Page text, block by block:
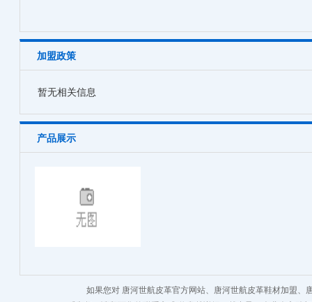
加盟政策
暂无相关信息
产品展示
如果您对 唐河世航皮革官方网站、唐河世航皮革鞋材加盟